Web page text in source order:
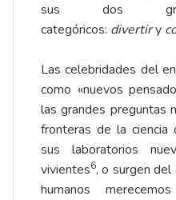
sus dos
categóricos: divertiry
Las celebridades del
como «nuevos
las grandes preguntas
fronteras de la ciencia
sus laboratorios
vivientes6, o surgen
humanos